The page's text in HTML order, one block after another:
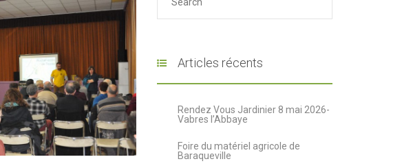
Articles récents
Rendez Vous Jardinier 8 mai 2026-
Vabres l’Abbaye
Foire du matériel agricole de
Baraqueville